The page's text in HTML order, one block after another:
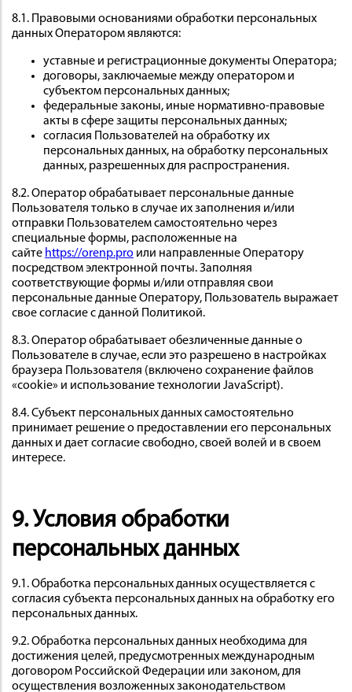
8.1. Правовыми основаниями обработки персональных
данных Оператором являются:
уставные и регистрационные документы Оператора;
договоры, заключаемые между оператором и
субъектом персональных данных;
федеральные законы, иные нормативно-правовые
акты в сфере защиты персональных данных;
согласия Пользователей на обработку их
персональных данных, на обработку персональных
данных, разрешенных для распространения.
8.2. Оператор обрабатывает персональные данные
Пользователя только в случае их заполнения и/или
отправки Пользователем самостоятельно через
специальные формы, расположенные на
сайте https://orenp.pro или направленные Оператору
посредством электронной почты. Заполняя
соответствующие формы и/или отправляя свои
персональные данные Оператору, Пользователь выражает
свое согласие с данной Политикой.
8.3. Оператор обрабатывает обезличенные данные о
Пользователе в случае, если это разрешено в настройках
браузера Пользователя (включено сохранение файлов
«cookie» и использование технологии JavaScript).
8.4. Субъект персональных данных самостоятельно
принимает решение о предоставлении его персональных
данных и дает согласие свободно, своей волей и в своем
интересе.
9. Условия обработки
персональных данных
9.1. Обработка персональных данных осуществляется с
согласия субъекта персональных данных на обработку его
персональных данных.
9.2. Обработка персональных данных необходима для
достижения целей, предусмотренных международным
договором Российской Федерации или законом, для
осуществления возложенных законодательством